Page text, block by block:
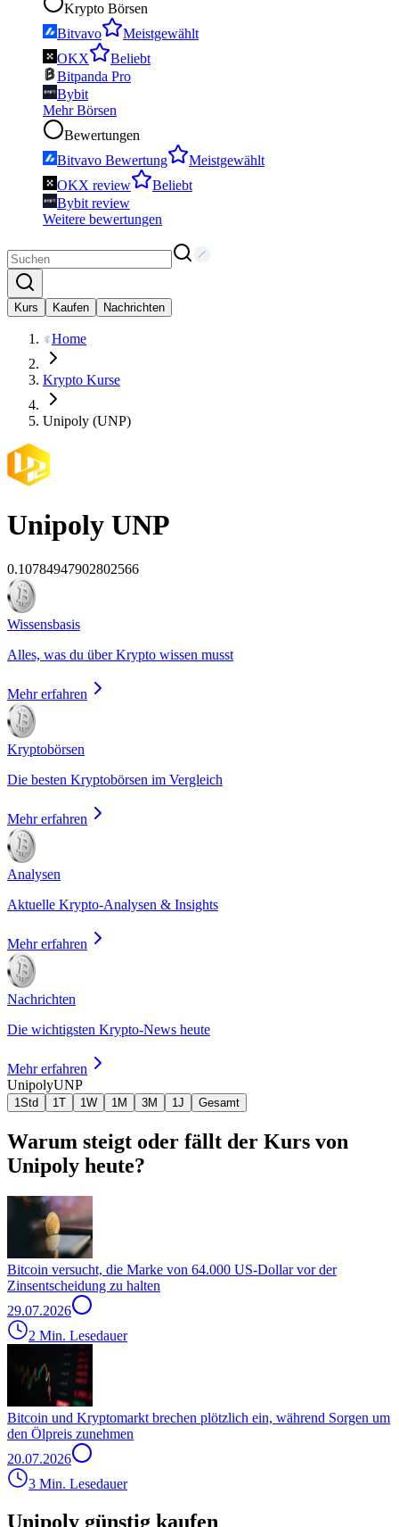
Krypto Börsen
Bitvavo
Meistgewählt
OKX
Beliebt
Bitpanda Pro
Bybit
Mehr Börsen
Bewertungen
Bitvavo Bewertung
Meistgewählt
OKX review
Beliebt
Bybit review
Weitere bewertungen
Kurs Kaufen Nachrichten
Home
Krypto Kurse
Unipoly (UNP)
Unipoly UNP
0.10784947902802566
Wissensbasis
Alles, was du über Krypto wissen musst
Mehr erfahren
Kryptobörsen
Die besten Kryptobörsen im Vergleich
Mehr erfahren
Analysen
Aktuelle Krypto-Analysen & Insights
Mehr erfahren
Nachrichten
Die wichtigsten Krypto-News heute
Mehr erfahren
UnipolyUNP
1Std 1T 1W 1M 3M 1J Gesamt
Warum steigt oder fällt der Kurs von
Unipoly heute?
Bitcoin versucht, die Marke von 64.000 US-Dollar vor der
Zinsentscheidung zu halten
29.07.2026
2 Min. Lesedauer
Bitcoin und Kryptomarkt brechen plötzlich ein, während Sorgen um
den Ölpreis zunehmen
20.07.2026
3 Min. Lesedauer
Unipoly günstig kaufen